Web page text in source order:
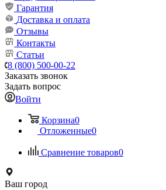
Гарантия
Доставка и оплата
Отзывы
Контакты
Статьи
8 (800) 500-00-22
Заказать звонок
Задать вопрос
Войти
Корзина0
Отложенные0
Сравнение товаров0
Ваш город